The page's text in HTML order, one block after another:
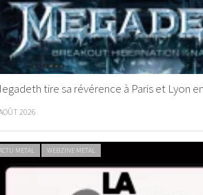
tire sa révérence à Paris et Lyon
2026
METAL WEBZINE METAL